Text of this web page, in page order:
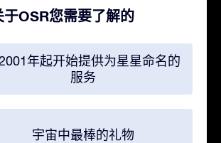
于OSR您需要了解的
年起开始提供为星星命名的
服务
宇宙中最棒的礼物